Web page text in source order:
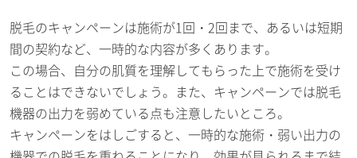
脱毛のキャンペーンは施術が1回・2回まで、あるいは短期
間の契約など、一時的な内容が多くあります。
この場合、自分の肌質を理解してもらった上で施術を受け
ることはできないでしょう。また、キャンペーンでは脱毛
機器の出力を弱めている点も注意したいところ。
キャンペーンをはしごすると、一時的な施術・弱い出力の